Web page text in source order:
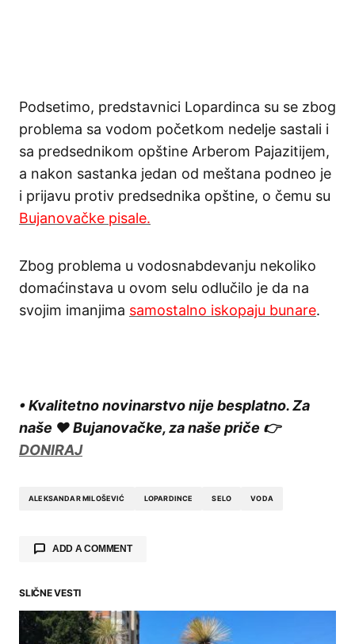
Podsetimo, predstavnici Lopardinca su se zbog
problema sa vodom početkom nedelje sastali i
sa predsednikom opštine Arberom Pajazitijem,
a nakon sastanka jedan od meštana podneo je
i prijavu protiv predsednika opštine, o čemu su
Bujanovačke pisale.
Zbog problema u vodosnabdevanju nekoliko
domaćinstava u ovom selu odlučilo je da na
svojim imanjima samostalno iskopaju bunare.
• Kvalitetno novinarstvo nije besplatno. Za
naše ❤️ Bujanovačke, za naše priče 👉
DONIRAJ
ALEKSANDAR MILOŠEVIĆ LOPARDINCE SELO VODA
ADD A COMMENT
Your email address will not be published.
Required fields are marked*
SLIČNE VESTI